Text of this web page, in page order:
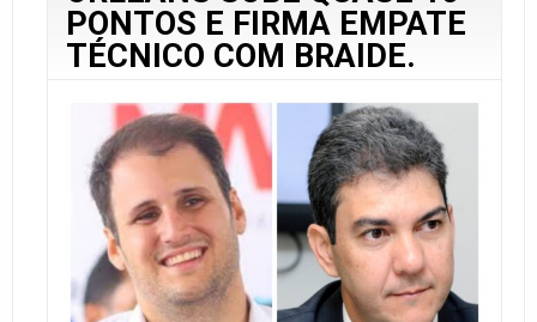
PONTOS E FIRMA EMPATE
TÉCNICO COM BRAIDE.